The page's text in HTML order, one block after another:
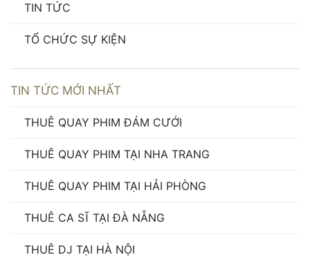
TIN TỨC
TỔ CHỨC SỰ KIỆN
TIN TỨC MỚI NHẤT
THUÊ QUAY PHIM ĐÁM CƯỚI
THUÊ QUAY PHIM TẠI NHA TRANG
THUÊ QUAY PHIM TẠI HẢI PHÒNG
THUÊ CA SĨ TẠI ĐÀ NẴNG
THUÊ DJ TẠI HÀ NỘI